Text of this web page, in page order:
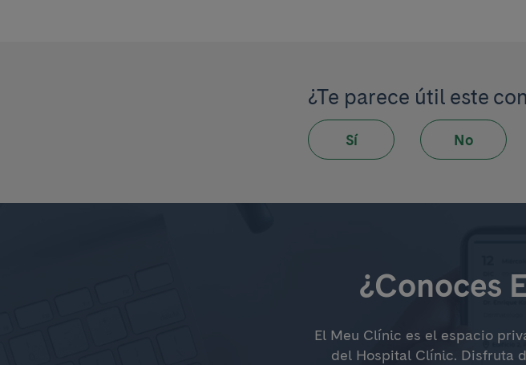
¿Te parece útil este
Sí No
¿Conoces
El Meu Clínic es el espacio
del Hospital Clínic. Disfruta